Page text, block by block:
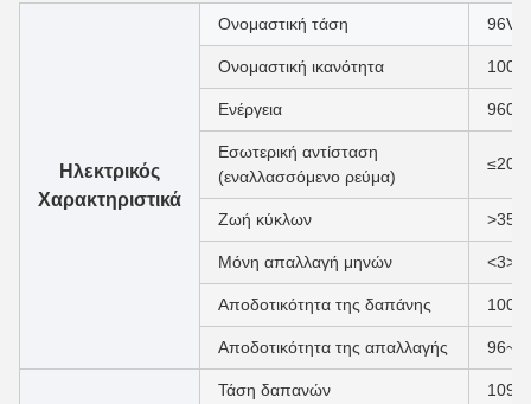
Ηλεκτρικός
Χαρακτηριστικά
Ονομαστική τάση 96V
Ονομαστική ικανότητα
Ενέργεια
Εσωτερική αντίσταση
(εναλλασσόμενο ρεύμα)
Ζωή κύκλων
Μόνη απαλλαγή μηνών <3>
Αποδοτικότητα της δαπάνης
Αποδοτικότητα της απαλλαγής
Τάση δαπανών